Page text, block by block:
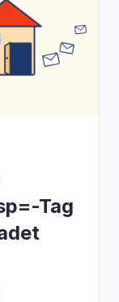
Tag